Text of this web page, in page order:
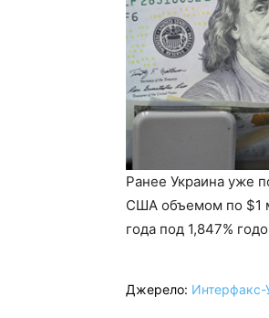
Ранее Украина уже
США объемом по $1
года под 1,847%
Джерело: Интерфакс-